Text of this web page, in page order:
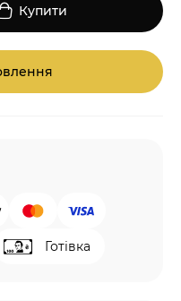
Купити
Готівка